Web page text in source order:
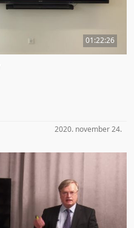
01:22:26
2020. november 24.